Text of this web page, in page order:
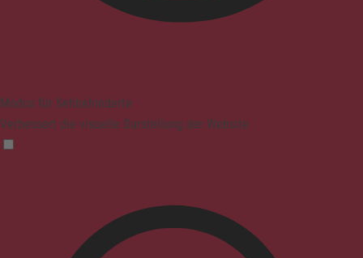
Modus für Sehbehinderte
Verbessert die visuelle Darstellung der Website